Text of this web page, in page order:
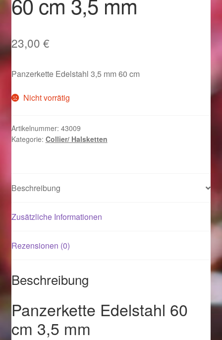
Im Gedenken an
Impressum
Karneval 2015 – Schmuck zu Fasching & Co.
Kasse
Magisches und Festliches zu Halloween
Magisches und Festliches zu Halloween
Magisches und Festliches zu Halloween 2021
Magisches und Festliches zu Halloween 2022
Logout
23,00 €
Panzerkette Edelstahl 3,5 mm 60 cm
Nicht vorrätig
Artikelnummer: 43009
Kategorie: Collier/ Halsketten
Beschreibung
Zusätzliche Informationen
Rezensionen (0)
Beschreibung
Panzerkette Edelstahl 60
cm 3,5 mm